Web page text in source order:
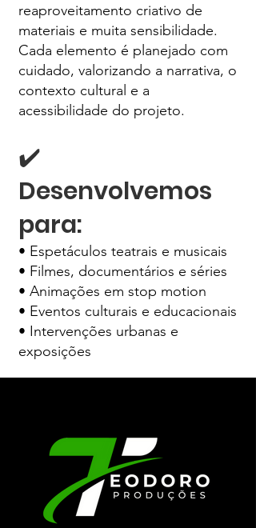
reaproveitamento criativo de
materiais e muita sensibilidade.
Cada elemento é planejado com
cuidado, valorizando a narrativa, o
contexto cultural e a
acessibilidade do projeto.
✔️
Desenvolvemos
para:
• Espetáculos teatrais e musicais
• Filmes, documentários e séries
• Animações em stop motion
• Eventos culturais e educacionais
• Intervenções urbanas e
exposições